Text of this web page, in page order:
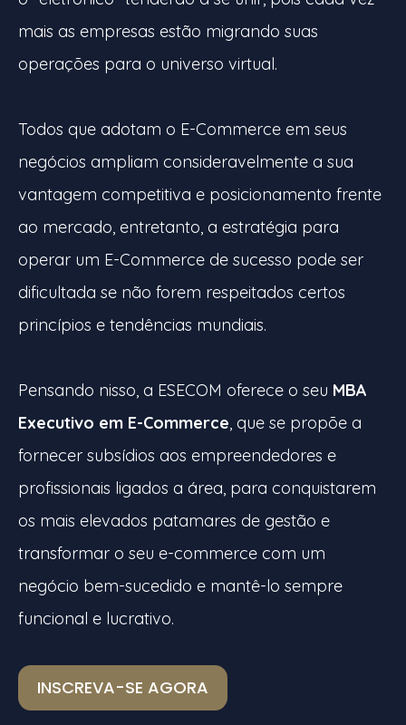
mais as empresas estão migrando suas
operações para o universo virtual.
Todos que adotam o E-Commerce em seus
negócios ampliam consideravelmente a sua
vantagem competitiva e posicionamento frente
ao mercado, entretanto, a estratégia para
operar um E-Commerce de sucesso pode ser
dificultada se não forem respeitados certos
princípios e tendências mundiais.
Pensando nisso, a ESECOM oferece o seu MBA
Executivo em E-Commerce, que se propõe a
fornecer subsídios aos empreendedores e
profissionais ligados a área, para conquistarem
os mais elevados patamares de gestão e
transformar o seu e-commerce com um
negócio bem-sucedido e mantê-lo sempre
funcional e lucrativo.
INSCREVA-SE AGORA